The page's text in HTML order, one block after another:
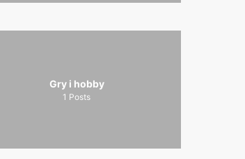
Gry i hobby
1 Posts